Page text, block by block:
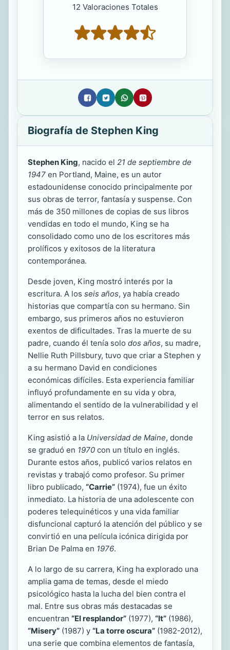
12 Valoraciones Totales
Biografía de Stephen King
Stephen King, nacido el 21 de septiembre de
1947 en Portland, Maine, es un autor
estadounidense conocido principalmente por
sus obras de terror, fantasía y suspense. Con
más de 350 millones de copias de sus libros
vendidas en todo el mundo, King se ha
consolidado como uno de los escritores más
prolíficos y exitosos de la literatura
contemporánea.
Desde joven, King mostró interés por la
escritura. A los seis años, ya había creado
historias que compartía con su hermano. Sin
embargo, sus primeros años no estuvieron
exentos de dificultades. Tras la muerte de su
padre, cuando él tenía solo dos años, su madre,
Nellie Ruth Pillsbury, tuvo que criar a Stephen y
a su hermano David en condiciones
económicas difíciles. Esta experiencia familiar
influyó profundamente en su vida y obra,
alimentando el sentido de la vulnerabilidad y el
terror en sus relatos.
King asistió a la Universidad de Maine, donde
se graduó en 1970 con un título en inglés.
Durante estos años, publicó varios relatos en
revistas y trabajó como profesor. Su primer
libro publicado, “Carrie” (1974), fue un éxito
inmediato. La historia de una adolescente con
poderes telequinéticos y una vida familiar
disfuncional capturó la atención del público y se
convirtió en una película icónica dirigida por
Brian De Palma en 1976.
A lo largo de su carrera, King ha explorado una
amplia gama de temas, desde el miedo
psicológico hasta la lucha del bien contra el
mal. Entre sus obras más destacadas se
encuentran “El resplandor” (1977), “It” (1986),
“Misery” (1987) y “La torre oscura” (1982-2012),
una serie que combina elementos de fantasía,